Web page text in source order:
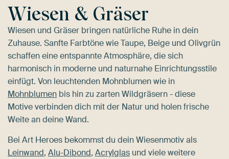
Wiesen & Gräser
Wiesen und Gräser bringen natürliche Ruhe in dein
Zuhause. Sanfte Farbtöne wie Taupe, Beige und Olivgrün
schaffen eine entspannte Atmosphäre, die sich
harmonisch in moderne und naturnahe Einrichtungsstile
einfügt. Von leuchtenden Mohnblumen wie in
Mohnblumen bis hin zu zarten Wildgräsern - diese
Motive verbinden dich mit der Natur und holen frische
Weite an deine Wand.
Bei Art Heroes bekommst du dein Wiesenmotiv als
Leinwand, Alu-Dibond, Acrylglas und viele weitere